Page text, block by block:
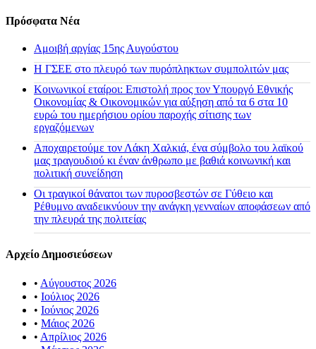
Πρόσφατα Νέα
Αμοιβή αργίας 15ης Αυγούστου
H ΓΣΕΕ στο πλευρό των πυρόπληκτων συμπολιτών μας
Κοινωνικοί εταίροι: Επιστολή προς τον Υπουργό Εθνικής
Οικονομίας & Οικονομικών για αύξηση από τα 6 στα 10
ευρώ του ημερήσιου ορίου παροχής σίτισης των
εργαζόμενων
Αποχαιρετούμε τον Λάκη Χαλκιά, ένα σύμβολο του λαϊκού
μας τραγουδιού κι έναν άνθρωπο με βαθιά κοινωνική και
πολιτική συνείδηση
Οι τραγικοί θάνατοι των πυροσβεστών σε Γύθειο και
Ρέθυμνο αναδεικνύουν την ανάγκη γενναίων αποφάσεων από
την πλευρά της πολιτείας
Αρχείο Δημοσιεύσεων
• Αύγουστος 2026
• Ιούλιος 2026
• Ιούνιος 2026
• Μάιος 2026
• Απρίλιος 2026